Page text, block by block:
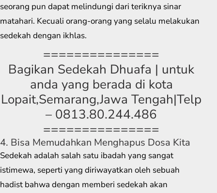
seorang pun dapat melindungi dari teriknya sinar
matahari. Kecuali orang-orang yang selalu melakukan
sedekah dengan ikhlas.
===============
Bagikan Sedekah Dhuafa | untuk
anda yang berada di kota
Lopait,Semarang,Jawa Tengah|Telp
– 0813.80.244.486
===============
4. Bisa Memudahkan Menghapus Dosa Kita
Sedekah adalah salah satu ibadah yang sangat
istimewa, seperti yang diriwayatkan oleh sebuah
hadist bahwa dengan memberi sedekah akan